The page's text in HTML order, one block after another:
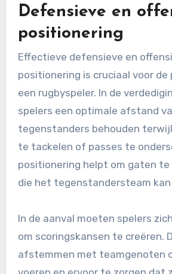
Defensieve en
positionering
Effectieve defensieve en
positionering is cruciaal voor
een rugbyspeler. In de
spelers een optimale afstand
tegenstanders behouden
te tackelen of passes te
positionering helpt om gaten te
die het tegenstandersteam
In de aanval moeten spelers
om scoringskansen te creëren.
afstemmen met teamgenoten